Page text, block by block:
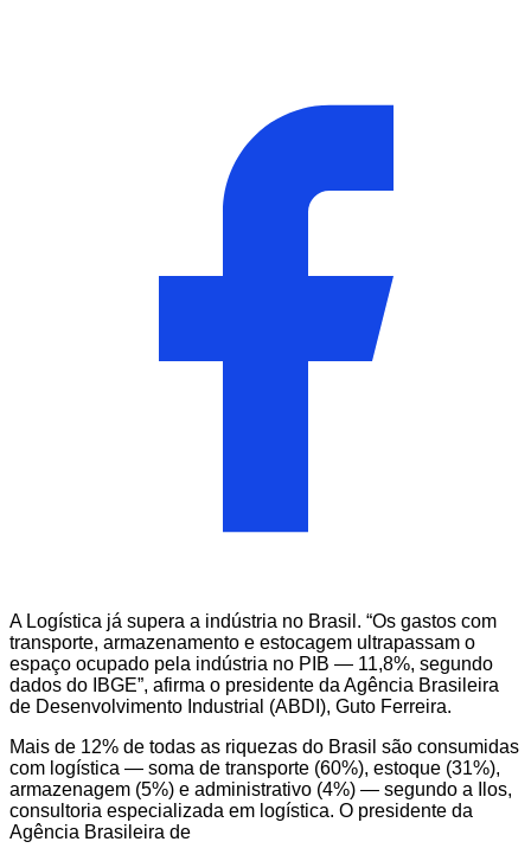
A Logística já supera a indústria no Brasil. “Os gastos com
transporte, armazenamento e estocagem ultrapassam o
espaço ocupado pela indústria no PIB — 11,8%, segundo
dados do IBGE”, afirma o presidente da Agência Brasileira
de Desenvolvimento Industrial (ABDI), Guto Ferreira.
Mais de 12% de todas as riquezas do Brasil são consumidas
com logística — soma de transporte (60%), estoque (31%),
armazenagem (5%) e administrativo (4%) — segundo a Ilos,
consultoria especializada em logística. O presidente da
Agência Brasileira de